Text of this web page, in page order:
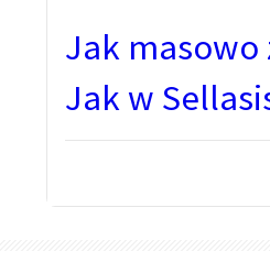
Jak masowo
Jak w